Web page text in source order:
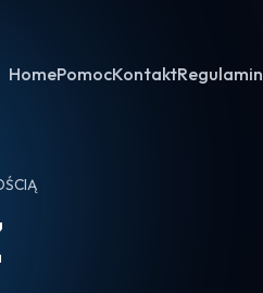
HomePomocKontaktRegulamin